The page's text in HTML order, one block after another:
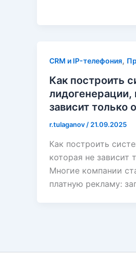
CRM и IP-телефония,
Как построить
лидогенерации,
зависит только
r.tulaganov / 21.09.2025
Как построить
которая не зависит
Многие компании
платную рекламу: